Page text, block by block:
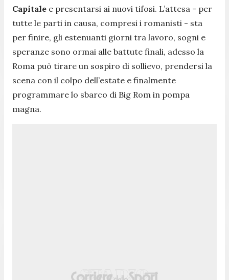
Capitale e presentarsi ai nuovi tifosi. L’attesa - per
tutte le parti in causa, compresi i romanisti - sta
per finire, gli estenuanti giorni tra lavoro, sogni e
speranze sono ormai alle battute finali, adesso la
Roma può tirare un sospiro di sollievo, prendersi la
scena con il colpo dell’estate e finalmente
programmare lo sbarco di Big Rom in pompa
magna.